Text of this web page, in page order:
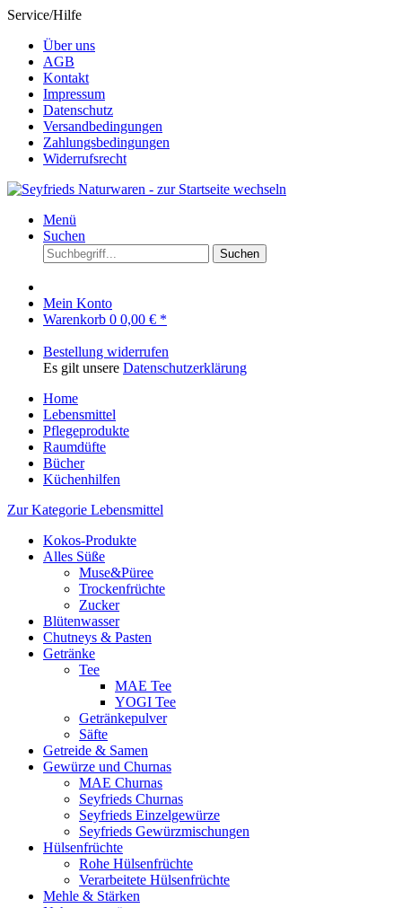
Service/Hilfe
Über uns
AGB
Kontakt
Impressum
Datenschutz
Versandbedingungen
Zahlungsbedingungen
Widerrufsrecht
Menü
Suchen
Suchen
Mein Konto
Warenkorb 0 0,00 € *
Bestellung widerrufen
Es gilt unsere Datenschutzerklärung
Home
Lebensmittel
Pflegeprodukte
Raumdüfte
Bücher
Küchenhilfen
Zur Kategorie Lebensmittel
Kokos-Produkte
Alles Süße
Muse&Püree
Trockenfrüchte
Zucker
Blütenwasser
Chutneys & Pasten
Getränke
Tee
MAE Tee
YOGI Tee
Getränkepulver
Säfte
Getreide & Samen
Gewürze und Churnas
MAE Churnas
Seyfrieds Churnas
Seyfrieds Einzelgewürze
Seyfrieds Gewürzmischungen
Hülsenfrüchte
Rohe Hülsenfrüchte
Verarbeitete Hülsenfrüchte
Mehle & Stärken